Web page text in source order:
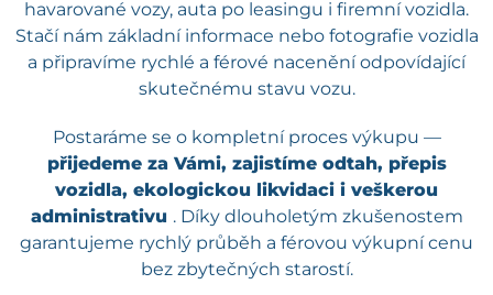
havarované vozy, auta po leasingu i firemní vozidla.
Stačí nám základní informace nebo fotografie vozidla
a připravíme rychlé a férové nacenění odpovídající
skutečnému stavu vozu.
Postaráme se o kompletní proces výkupu —
přijedeme za Vámi, zajistíme odtah, přepis
vozidla, ekologickou likvidaci i veškerou
administrativu . Díky dlouholetým zkušenostem
garantujeme rychlý průběh a férovou výkupní cenu
bez zbytečných starostí.